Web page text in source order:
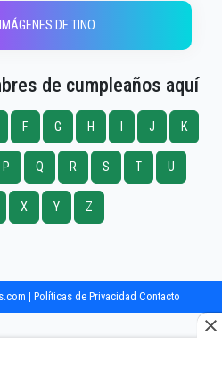
DE TINO
de cumpleaños aquí
F G H J K
P Q R S T U
X Y Z
| Políticas de Privacidad Contacto